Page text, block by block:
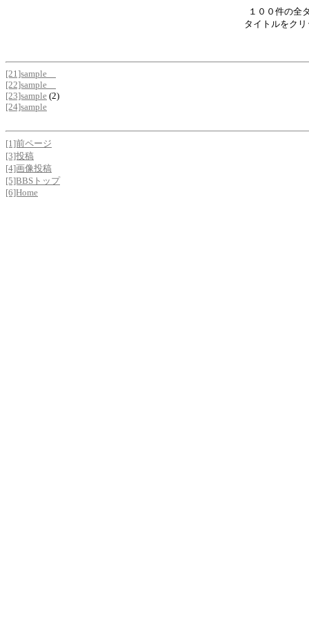
１００件の全
タイトルをク
[21]sample
[22]sample
[23]sample (2)
[24]sample
[1]前ページ
[3]投稿
[4]画像投稿
[5]BBSトップ
[6]Home